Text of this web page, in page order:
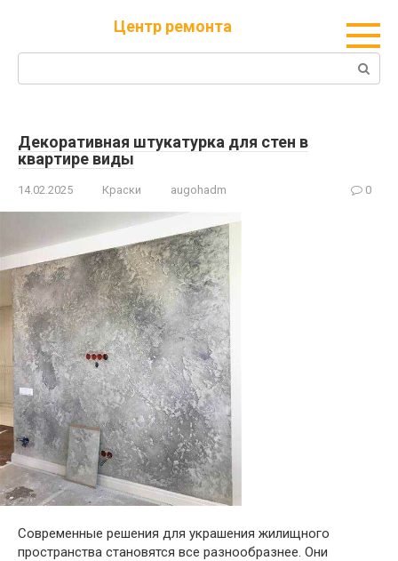
Центр ремонта
Поиск:
Декоративная штукатурка для стен в
квартире виды
14.02.2025 Краски augohadm 0
Современные решения для украшения жилищного
пространства становятся все разнообразнее. Они